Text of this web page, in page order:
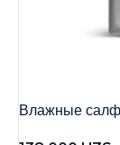
Влажные